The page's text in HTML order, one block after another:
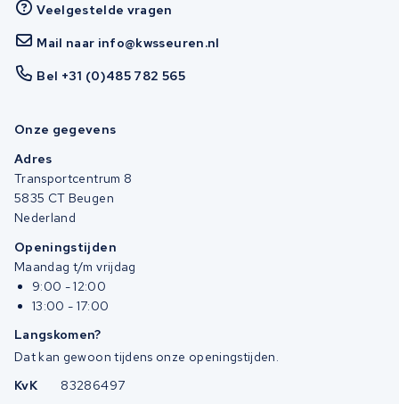
Veelgestelde vragen
Mail naar info@kwsseuren.nl
Bel +31 (0)485 782 565
Onze gegevens
Adres
Transportcentrum 8
5835 CT Beugen
Nederland
Openingstijden
Maandag t/m vrijdag
9:00 - 12:00
13:00 - 17:00
Langskomen?
Dat kan gewoon tijdens onze openingstijden.
KvK
83286497